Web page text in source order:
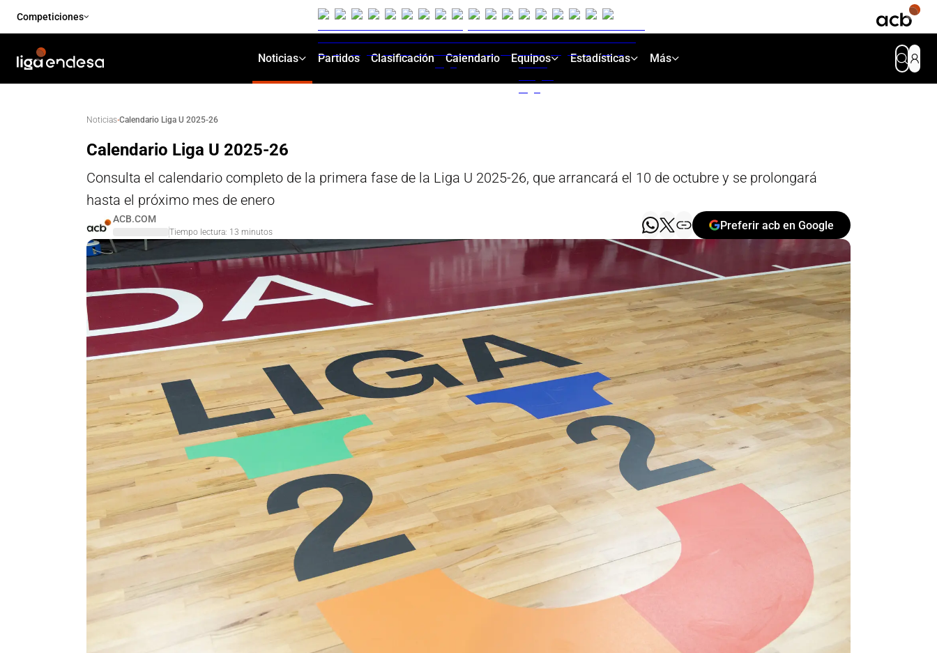
Competiciones
Noticias Partidos Clasificación Calendario Equipos Estadísticas Más
Noticias·Calendario Liga U 2025-26
Calendario Liga U 2025-26
Consulta el calendario completo de la primera fase de la Liga U 2025-26, que arrancará el 10 de octubre y se prolongará
hasta el próximo mes de enero
ACB.COM
Tiempo lectura: 13 minutos
Preferir acb en Google